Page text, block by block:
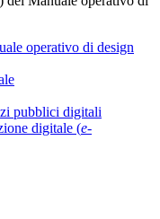
operativo di design
pubblici digitali
digitale (e-